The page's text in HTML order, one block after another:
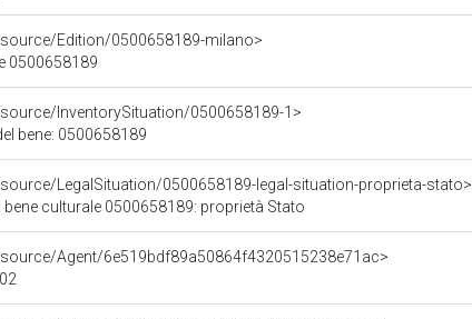
Edition/0500658189-milano>
0500658189
InventorySituation/0500658189-1>
bene: 0500658189
LegalSituation/0500658189-legal-situation-proprieta-stato>
culturale 0500658189: proprietà Stato
Agent/6e519bdf89a50864f4320515238e71ac>